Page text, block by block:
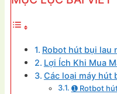
Robot hút bụi lau
Lợi Ích Khi Mua
Các loại máy hút
➊ Rotbot